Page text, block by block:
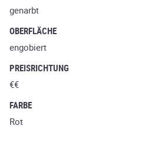
genarbt
OBERFLÄCHE
engobiert
PREISRICHTUNG
€€
FARBE
Rot